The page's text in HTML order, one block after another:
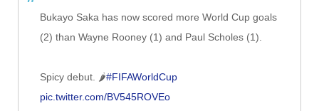
Bukayo Saka has now scored more World Cup goals
(2) than Wayne Rooney (1) and Paul Scholes (1).
Spicy debut. 🌶#FIFAWorldCup
pic.twitter.com/BV545ROVEo